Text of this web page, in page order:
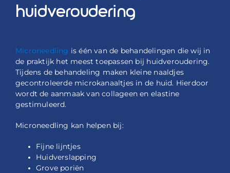
huidveroudering
Microneedling is één van de behandelingen die wij in
de praktijk het meest toepassen bij huidveroudering.
Tijdens de behandeling maken kleine naaldjes
gecontroleerde microkanaaltjes in de huid. Hierdoor
wordt de aanmaak van collageen en elastine
gestimuleerd.
Microneedling kan helpen bij:
Fijne lijntjes
Huidverslapping
Grove poriën